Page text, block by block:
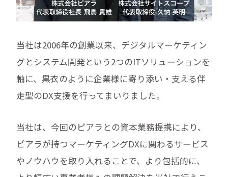
当社は2006年の創業以来、デジタルマーケティン
グとシステム開発という2つのITソリューションを
軸に、黒衣のように企業様に寄り添い・支える伴
走型のDX支援を行ってまいりました。
当社は、今回のピアラとの資本業務提携により、
ピアラが持つマーケティングDXに関わるサービス
やノウハウを取り入れることで、より包括的に、